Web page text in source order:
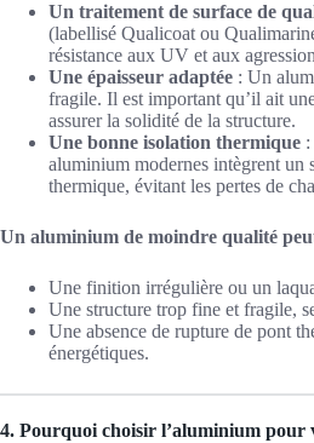
Un traitement de surface de
(labellisé Qualicoat ou
résistance aux UV et aux
Une épaisseur adaptée : Un
fragile. Il est important qu’il ait
assurer la solidité de la structure.
Une bonne isolation thermique
aluminium modernes intègrent un
thermique, évitant les pertes de
Un aluminium de moindre qualité
Une finition irrégulière ou un
Une structure trop fine et fragile,
Une absence de rupture de pont
énergétiques.
4. Pourquoi choisir l’aluminium pour